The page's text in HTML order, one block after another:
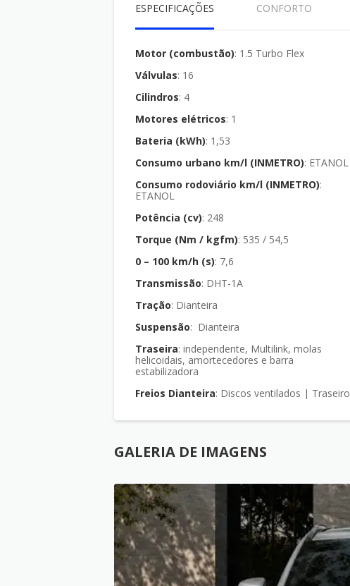
ESPECIFICAÇÕES CONFORTO
Motor (combustão) : 1.5 Turbo Flex
Válvulas : 16
Cilindros : 4
Motores elétricos : 1
Bateria (kWh) : 1,53
Consumo urbano km/l (INMETRO) : ETANOL
Consumo rodoviário km/l (INMETRO):
ETANOL
Potência (cv) : 248
Torque (Nm / kgfm) : 535 / 54,5
0 – 100 km/h (s) : 7,6
Transmissão : DHT-1A
Tração : Dianteira
Suspensão: Dianteira
Traseira: independente, Multilink, molas
helicoidais, amortecedores e barra
estabilizadora
Freios Dianteira : Discos ventilados | Traseiro
GALERIA DE IMAGENS